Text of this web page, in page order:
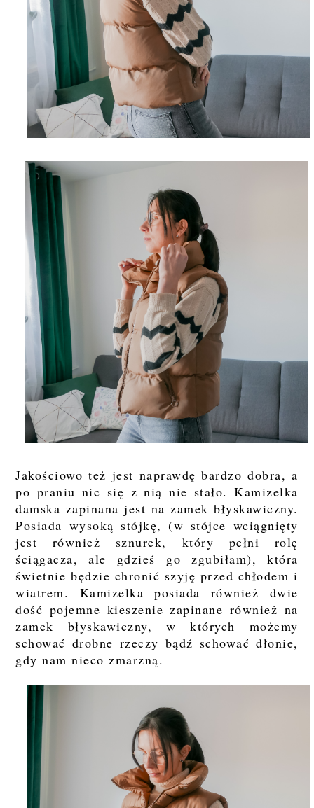
Jakościowo też jest naprawdę bardzo dobra, a
po praniu nic się z nią nie stało. Kamizelka
damska zapinana jest na zamek błyskawiczny.
Posiada wysoką stójkę, (w stójce wciągnięty
jest również sznurek, który pełni rolę
ściągacza, ale gdzieś go zgubiłam), która
świetnie będzie chronić szyję przed chłodem i
wiatrem. Kamizelka posiada również dwie
dość pojemne kieszenie zapinane również na
zamek błyskawiczny, w których możemy
schować drobne rzeczy bądź schować dłonie,
gdy nam nieco zmarzną.